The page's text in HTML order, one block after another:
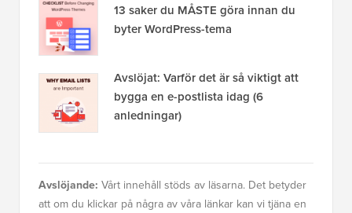
13 saker du MÅSTE göra innan du
byter WordPress-tema
Avslöjat: Varför det är så viktigt att
bygga en e-postlista idag (6
anledningar)
Avslöjande: Vårt innehåll stöds av läsarna. Det betyder
att om du klickar på några av våra länkar kan vi tjäna en